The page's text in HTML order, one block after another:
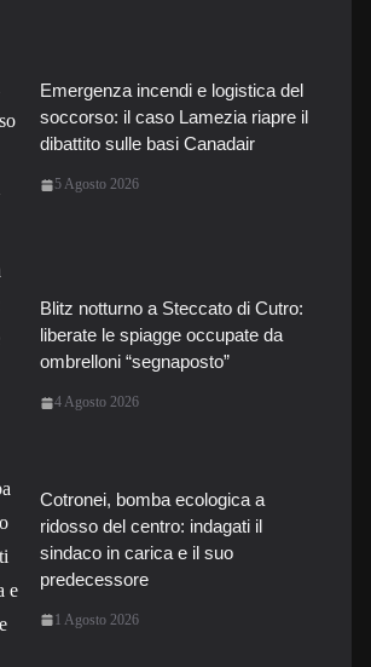
Emergenza incendi e logistica del
soccorso: il caso Lamezia riapre il
dibattito sulle basi Canadair
5 Agosto 2026
Blitz notturno a Steccato di Cutro:
liberate le spiagge occupate da
ombrelloni “segnaposto”
4 Agosto 2026
Cotronei, bomba ecologica a
ridosso del centro: indagati il
sindaco in carica e il suo
predecessore
1 Agosto 2026